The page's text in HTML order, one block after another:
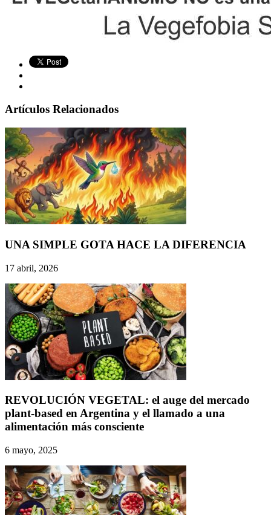
Artículos Relacionados
UNA SIMPLE GOTA HACE LA DIFERENCIA
17 abril, 2026
REVOLUCIÓN VEGETAL: el auge del mercado
plant-based en Argentina y el llamado a una
alimentación más consciente
6 mayo, 2025